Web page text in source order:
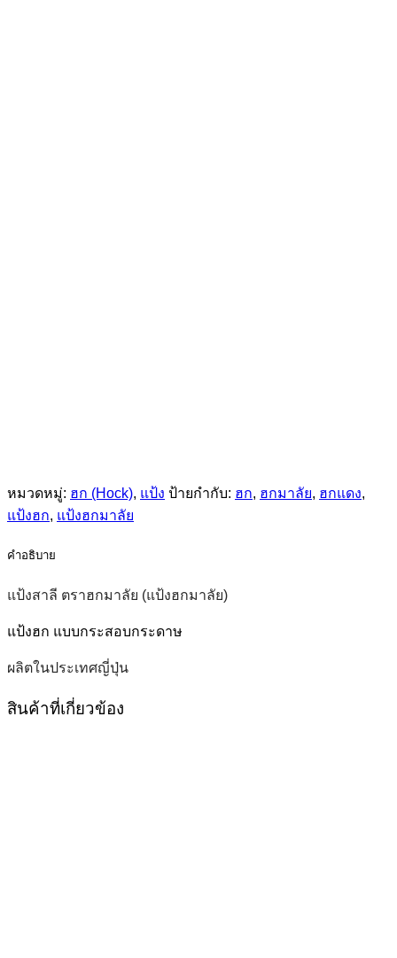
หมวดหมู่: ฮก (Hock), แป้ง ป้ายกำกับ: ฮก, ฮกมาลัย, ฮกแดง,
แป้งฮก, แป้งฮกมาลัย
คำอธิบาย
แป้งสาลี ตราฮกมาลัย (แป้งฮกมาลัย)
แป้งฮก แบบกระสอบกระดาษ
ผลิตในประเทศญี่ปุ่น
สินค้าที่เกี่ยวข้อง